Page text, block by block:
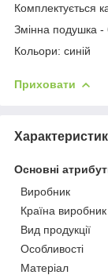
Комплектується
Змінна подушка -
Кольори: синій
Приховати
Основні
Виробник
Країна виробник
Вид продукції
Особливості
Матеріал